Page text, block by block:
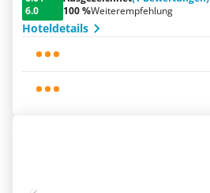
6.0
100 %Weiterempfehlung
Hoteldetails